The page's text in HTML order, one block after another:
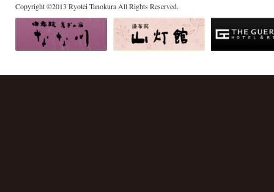
Copyright©2013 Ryotei Tanokura All Rights Reserved.